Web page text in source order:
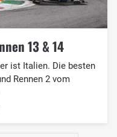
13 & 14
ist Italien. Die besten
Rennen 2 vom